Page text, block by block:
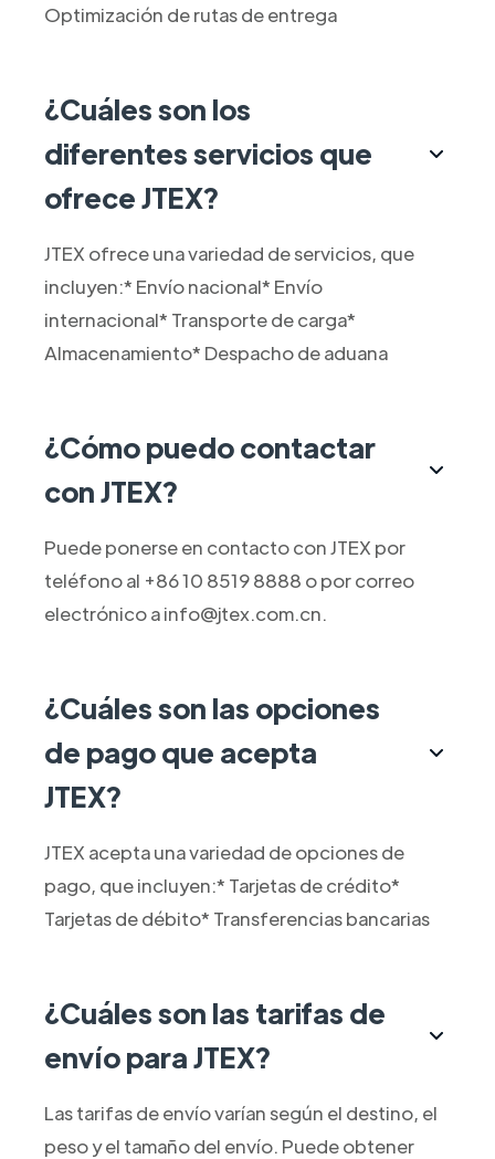
Optimización de rutas de entrega
¿Cuáles son los
diferentes servicios que
ofrece JTEX?
JTEX ofrece una variedad de servicios, que
incluyen:* Envío nacional* Envío
internacional* Transporte de carga*
Almacenamiento* Despacho de aduana
¿Cómo puedo contactar
con JTEX?
Puede ponerse en contacto con JTEX por
teléfono al +86 10 8519 8888 o por correo
electrónico a info@jtex.com.cn.
¿Cuáles son las opciones
de pago que acepta
JTEX?
JTEX acepta una variedad de opciones de
pago, que incluyen:* Tarjetas de crédito*
Tarjetas de débito* Transferencias bancarias
¿Cuáles son las tarifas de
envío para JTEX?
Las tarifas de envío varían según el destino, el
peso y el tamaño del envío. Puede obtener